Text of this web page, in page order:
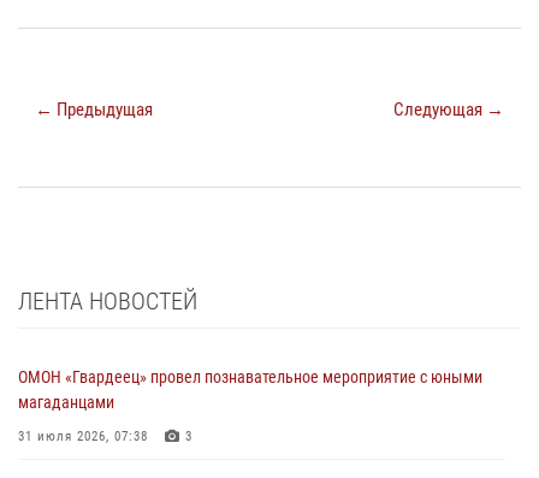
← Предыдущая Следующая →
ЛЕНТА НОВОСТЕЙ
ОМОН «Гвардеец» провел познавательное мероприятие с юными
магаданцами
31 июля 2026, 07:38 3